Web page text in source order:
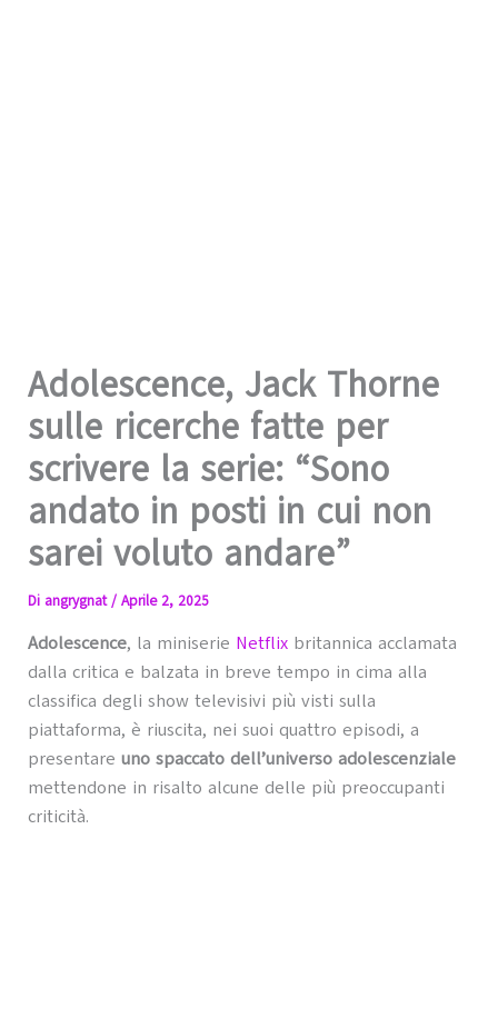
Adolescence, Jack Thorne
sulle ricerche fatte per
scrivere la serie: “Sono
andato in posti in cui non
sarei voluto andare”
Di angrygnat/ Aprile 2, 2025
Adolescence, la miniserie Netflixbritannica acclamata
dalla critica e balzata in breve tempo in cima alla
classifica degli show televisivi più visti sulla
piattaforma, è riuscita, nei suoi quattro episodi, a
presentare uno spaccato dell’universo adolescenziale
mettendone in risalto alcune delle più preoccupanti
criticità.